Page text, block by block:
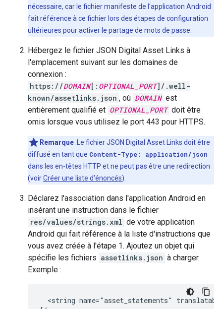
nécessaire, car le fichier manifeste de l'application Android
fait référence à ce fichier lors des étapes de configuration
ultérieures pour activer le partage de mots de passe.
Hébergez le fichier JSON Digital Asset Links à
l'emplacement suivant sur les domaines de
connexion :
https://DOMAIN[: OPTIONAL_PORT]/.well-
known/assetlinks.json , où DOMAIN est
entièrement qualifié et OPTIONAL_PORT doit être
omis lorsque vous utilisez le port 443 pour HTTPS.
Remarque :Le fichier JSON Digital Asset Links doit être
diffusé en tant que Content-Type: application/json
dans les en-têtes HTTP et ne peut pas être une redirection
(voirCréer une liste d'énoncés).
Déclarez l'association dans l'application Android en
insérant une instruction dans le fichier
res/values/strings.xml de votre application
Android qui fait référence à la liste d'instructions que
vous avez créée à l'étape 1. Ajoutez un objet qui
spécifie les fichiers assetlinks.json à charger.
Exemple :
<string name="asset_statements"